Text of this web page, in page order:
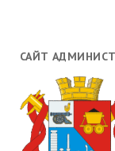
САЙТ